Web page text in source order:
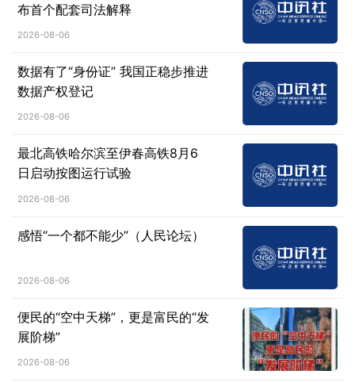
布首个配套司法解释
2026-08-06
数据有了“身份证” 我国正稳步推进
数据产权登记
2026-08-06
最北高铁哈尔滨至伊春高铁8月6
日启动按图运行试验
2026-08-06
感悟“一个都不能少”（人民论坛）
2026-08-06
便民的“空中天梯”，更是富民的“发
展阶梯”
2026-08-06